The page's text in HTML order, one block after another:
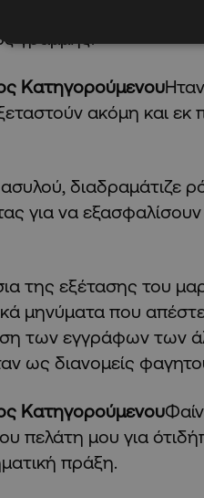
του Ανωτάτου,
γραμμής.
Κατηγορούμενου
ακόμη και
διαδραμάτιζε
για να εξασφαλίσουν
της εξέτασης του
μηνύματα που
των εγγράφων των
ως διανομείς
Κατηγορούμενου
πελάτη μου για
πράξη.